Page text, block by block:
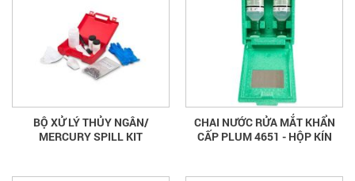
BỘ XỬ LÝ THỦY NGÂN/
MERCURY SPILL KIT
CHAI NƯỚC RỬA MẮT KHẨN
CẤP PLUM 4651 - HỘP KÍN